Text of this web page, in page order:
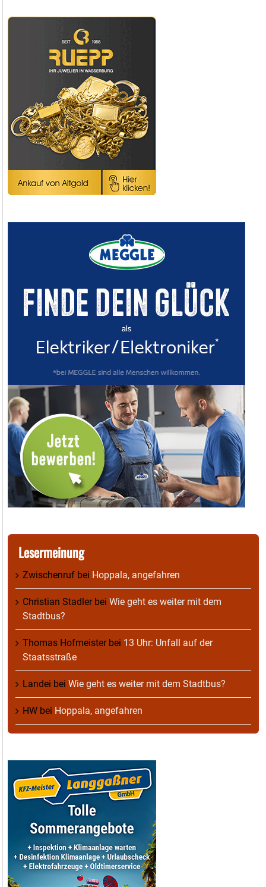
Lesermeinung
Zwischenruf bei Hoppala, angefahren
Christian Stadlerbei Wie geht es weiter mit dem
Stadtbus?
Thomas Hofmeisterbei 13 Uhr: Unfall auf der
Staatsstraße
Landei bei Wie geht es weiter mit dem Stadtbus?
HW bei Hoppala, angefahren